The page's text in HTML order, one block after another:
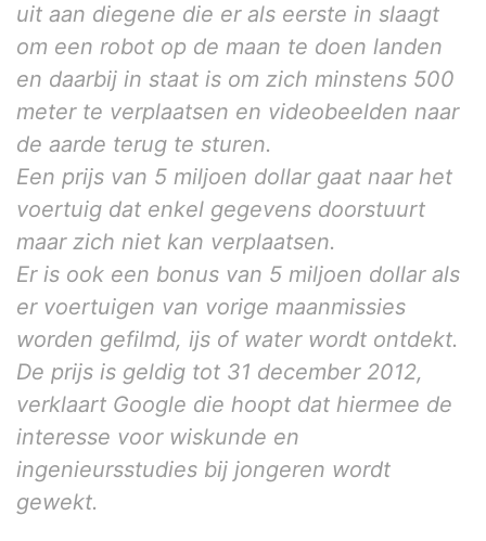
uit aan diegene die er als eerste in slaagt
om een robot op de maan te doen landen
en daarbij in staat is om zich minstens 500
meter te verplaatsen en videobeelden naar
de aarde terug te sturen.
Een prijs van 5 miljoen dollar gaat naar het
voertuig dat enkel gegevens doorstuurt
maar zich niet kan verplaatsen.
Er is ook een bonus van 5 miljoen dollar als
er voertuigen van vorige maanmissies
worden gefilmd, ijs of water wordt ontdekt.
De prijs is geldig tot 31 december 2012,
verklaart Google die hoopt dat hiermee de
interesse voor wiskunde en
ingenieursstudies bij jongeren wordt
gewekt.